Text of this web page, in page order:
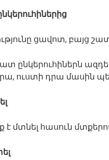
ցավոտ, բայց
ընկերուհիներն
ուստի դրա մասին
է մտնել հասուն